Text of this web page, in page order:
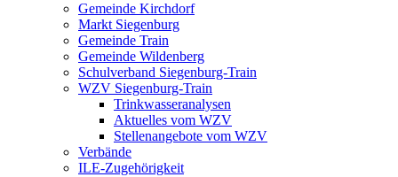
Gemeinde Kirchdorf
Markt Siegenburg
Gemeinde Train
Gemeinde Wildenberg
Schulverband Siegenburg-Train
WZV Siegenburg-Train
Trinkwasseranalysen
Aktuelles vom WZV
Stellenangebote vom WZV
Verbände
ILE-Zugehörigkeit